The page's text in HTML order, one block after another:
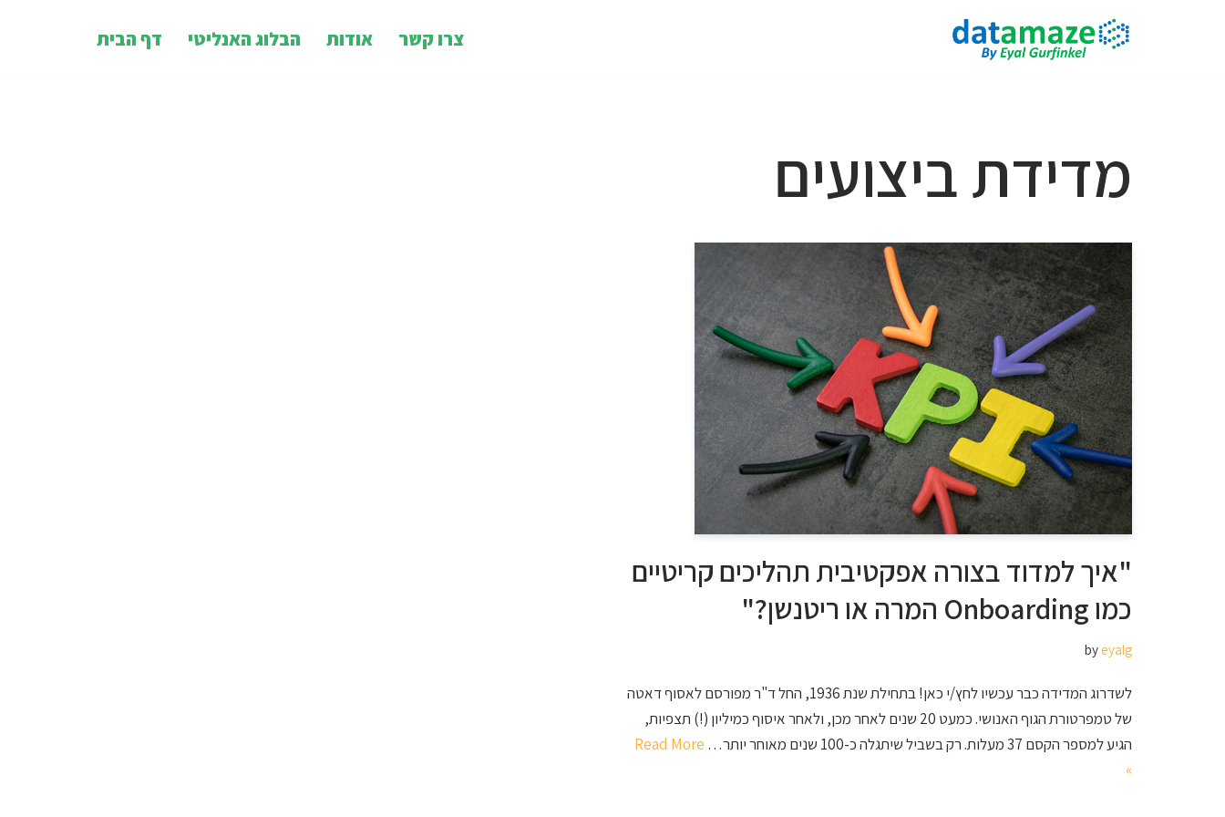
צרו קשר אודות הבלוג האנליטי דף הבית
מדידת ביצועים
"איך למדוד בצורה אפקטיבית תהליכים קריטיים
כמו Onboarding המרה או ריטנשן?"
by eyalg
לשדרוג המדידה כבר עכשיו לחץ/י כאן! בתחילת שנת 1936, החל ד"ר מפורסם לאסוף דאטה
של טמפרטורת הגוף האנושי. כמעט 20 שנים לאחר מכן, ולאחר איסוף כמיליון (!) תצפיות,
הגיע למספר הקסם 37 מעלות. רק בשביל שיתגלה כ-100 שנים מאוחר יותר…
Read More
»